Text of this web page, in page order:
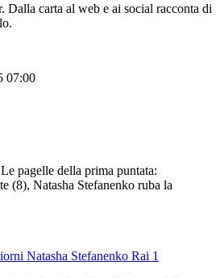
Dalla carta al web e ai social racconta di
07:00
Natasha Stefanenko Rai 1